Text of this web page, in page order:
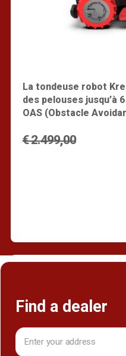
La tondeuse robot
des pelouses jusqu’à
OAS (Obstacle
€ 2.499,00
Find a dealer